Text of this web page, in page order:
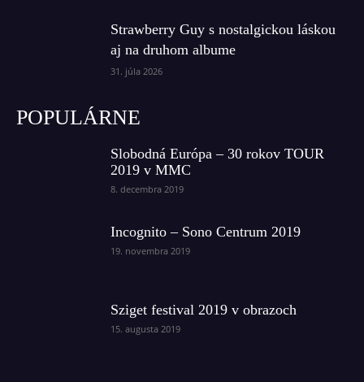
Strawberry Guy s nostalgickou láskou
aj na druhom albume
31. júla 2026
POPULÁRNE
Slobodná Európa – 30 rokov TOUR
2019 v MMC
8. decembra 2019
Incognito – Sono Centrum 2019
19. novembra 2019
Sziget festival 2019 v obrazoch
15. augusta 2019